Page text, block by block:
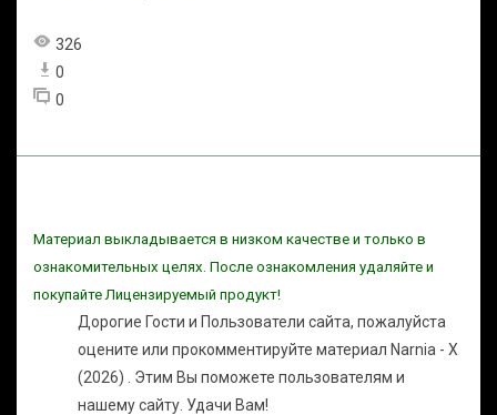
326
0
0
Материал выкладывается в низком качестве и только в
ознакомительных целях. После ознакомления удаляйте и
покупайте Лицензируемый продукт!
Дорогие Гости и Пользователи сайта, пожалуйста
оцените или прокомментируйте материал Narnia - X
(2026) . Этим Вы поможете пользователям и
нашему сайту. Удачи Вам!